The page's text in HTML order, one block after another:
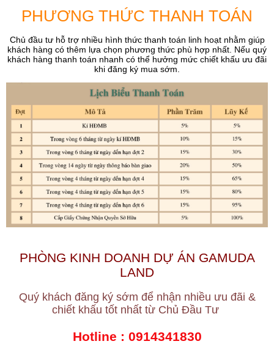
PHƯƠNG THỨC THANH TOÁN
Chủ đầu tư hỗ trợ nhiều hình thức thanh toán linh hoạt nhằm giúp
khách hàng có thêm lựa chọn phương thức phù hợp nhất. Nếu quý
khách hàng thanh toán nhanh có thể hưởng mức chiết khấu ưu đãi
khi đăng ký mua sớm.
PHÒNG KINH DOANH DỰ ÁN GAMUDA
LAND
Quý khách đăng ký sớm để nhận nhiều ưu đãi &
chiết khấu tốt nhất từ Chủ Đầu Tư
Hotline : 0914341830